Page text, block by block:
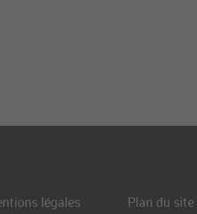
légales Plan du site